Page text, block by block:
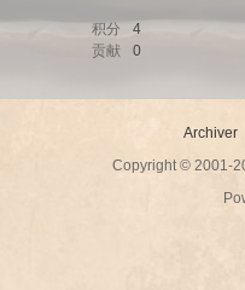
积分
4
贡献 0
Archiver
Copyright © 2001-